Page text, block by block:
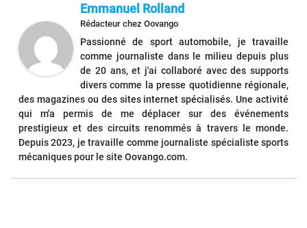
Emmanuel Rolland
Rédacteur chez Oovango
Passionné de sport automobile, je travaille
comme journaliste dans le milieu depuis plus
de 20 ans, et j'ai collaboré avec des supports
divers comme la presse quotidienne régionale,
des magazines ou des sites internet spécialisés. Une activité
qui m'a permis de me déplacer sur des événements
prestigieux et des circuits renommés à travers le monde.
Depuis 2023, je travaille comme journaliste spécialiste sports
mécaniques pour le site Oovango.com.